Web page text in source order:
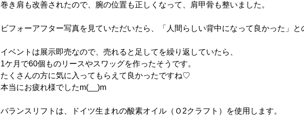
巻き肩も改善されたので、腕の位置も正しくなって、肩甲骨も整いました。
ビフォーアフター写真を見ていただいたら、「人間らしい背中になって良かった」と
イベントは展示即売なので、売れると足してを繰り返していたら、
1ケ月で60個ものリースやスワッグを作ったそうです。
たくさんの方に気に入ってもらえて良かったですね♡
本当にお疲れ様でしたm(__)m
バランスリフトは、ドイツ生まれの酸素オイル（Ｏ2クラフト）を使用します。